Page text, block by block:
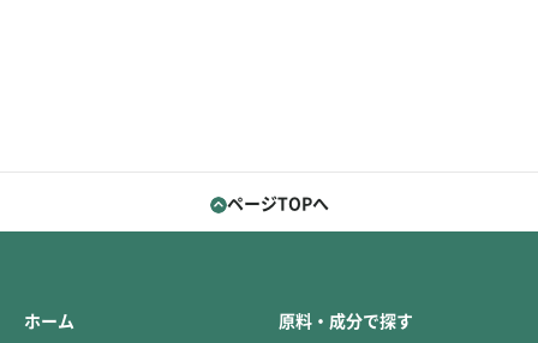
ページTOPへ
ホーム 原料・成分で探す